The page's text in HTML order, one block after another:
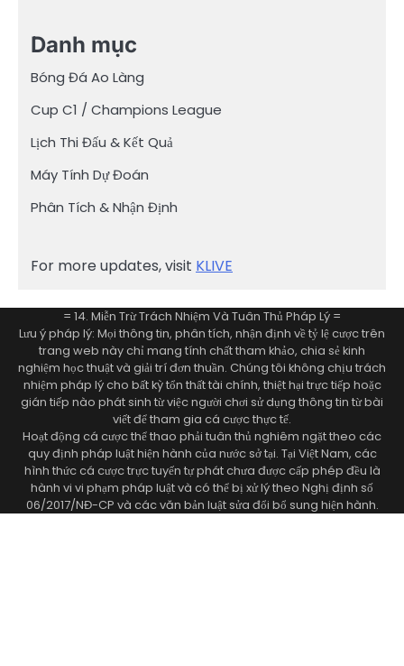
Danh mục
Bóng Đá Ao Làng
Cup C1 / Champions League
Lịch Thi Đấu & Kết Quả
Máy Tính Dự Đoán
Phân Tích & Nhận Định
For more updates, visit KLIVE
= 14. Miễn Trừ Trách Nhiệm Và Tuân Thủ Pháp Lý =
Lưu ý pháp lý: Mọi thông tin, phân tích, nhận định về tỷ lệ cược trên
trang web này chỉ mang tính chất tham khảo, chia sẻ kinh
nghiệm học thuật và giải trí đơn thuần. Chúng tôi không chịu trách
nhiệm pháp lý cho bất kỳ tổn thất tài chính, thiệt hại trực tiếp hoặc
gián tiếp nào phát sinh từ việc người chơi sử dụng thông tin từ bài
viết để tham gia cá cược thực tế.
Hoạt động cá cược thể thao phải tuân thủ nghiêm ngặt theo các
quy định pháp luật hiện hành của nước sở tại. Tại Việt Nam, các
hình thức cá cược trực tuyến tự phát chưa được cấp phép đều là
hành vi vi phạm pháp luật và có thể bị xử lý theo Nghị định số
06/2017/NĐ-CP và các văn bản luật sửa đổi bổ sung hiện hành.